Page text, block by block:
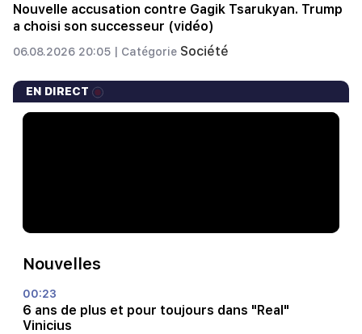
Nouvelle accusation contre Gagik Tsarukyan. Trump
a choisi son successeur (vidéo)
06.08.2026 20:05 | Catégorie Société
EN DIRECT
Nouvelles
00:23
6 ans de plus et pour toujours dans "Real"
Vinicius